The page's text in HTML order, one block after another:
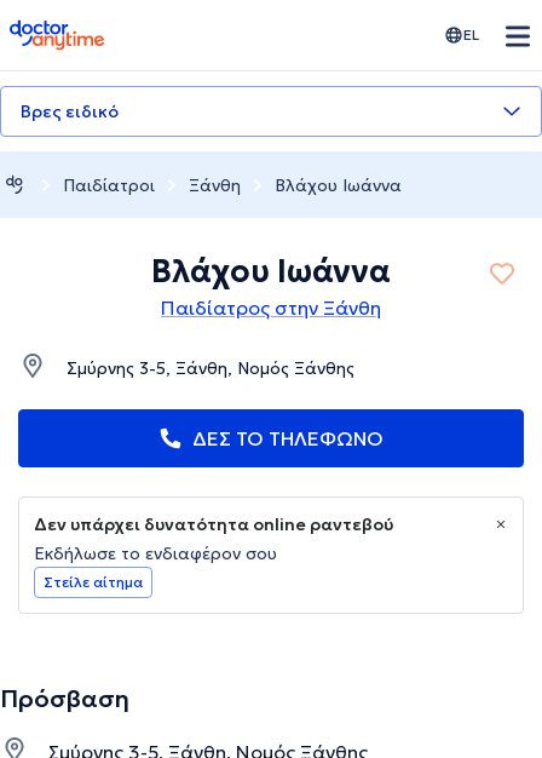
doctoranytime EL
Βρες ειδικό
Παιδίατροι Ξάνθη Βλάχου Ιωάννα
Βλάχου Ιωάννα
Παιδίατρος στην Ξάνθη
Σμύρνης 3-5, Ξάνθη, Νομός Ξάνθης
ΔΕΣ ΤΟ ΤΗΛΕΦΩΝΟ
Δεν υπάρχει δυνατότητα online ραντεβού
Εκδήλωσε το ενδιαφέρον σου
Στείλε αίτημα
Πρόσβαση
Σμύρνης 3-5, Ξάνθη, Νομός Ξάνθης